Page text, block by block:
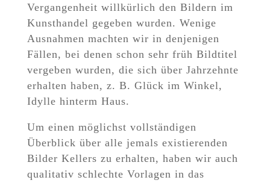
Vergangenheit willkürlich den Bildern im
Kunsthandel gegeben wurden. Wenige
Ausnahmen machten wir in denjenigen
Fällen, bei denen schon sehr früh Bildtitel
vergeben wurden, die sich über Jahrzehnte
erhalten haben, z. B. Glück im Winkel,
Idylle hinterm Haus.
Um einen möglichst vollständigen
Überblick über alle jemals existierenden
Bilder Kellers zu erhalten, haben wir auch
qualitativ schlechte Vorlagen in das